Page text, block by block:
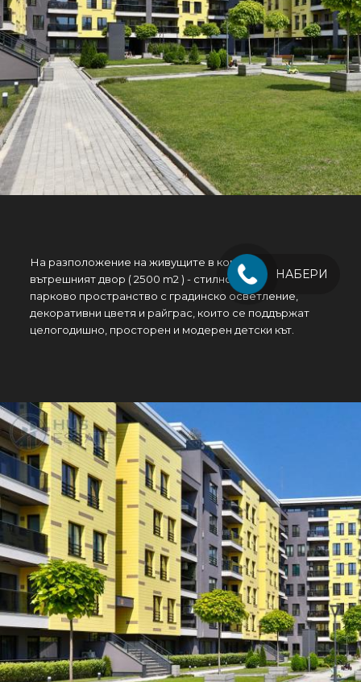
На разположение на живущите в комплекса ще e
вътрешният двор ( 2500 m2 ) - стилно оформено
парково пространство с градинско осветление,
декоративни цветя и райграс, които се поддържат
целогодишно, просторен и модерен детски кът.
НАБЕРИ